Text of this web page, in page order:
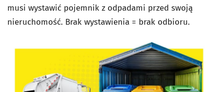
musi wystawić pojemnik z odpadami przed swoją
nieruchomość. Brak wystawienia = brak odbioru.